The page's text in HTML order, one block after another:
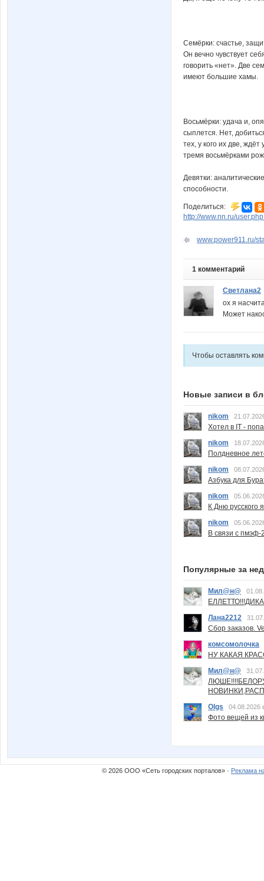
Семёрки: счастье,
Он вечно чувствует
говорить «нет». Две
имеют большие хамы.
Восьмёрки: удача и,
сыплется. Нет,
тех, у кого их две,
тремя восьмёрками
Девятки:
способности.
Поделиться:
http://www.nn.ru/
www.power911.ru/
1 комментарий
Светлана2
ох я
Может
Чтобы оставлять
Новые записи в
nikom
Хотел в IT -
nikom
Полдневное
nikom
Азбука для
nikom
К Дню русского
nikom
В связи с пмэф-
Популярные за
Мил@н@
Лана2212
Сбор заказов.
комсомолочка
НУ КАКАЯ
Мил@н@
Olgs
04.08.2026
Фото вещей из
© 2026 ООО «Сеть городских порталов» · Реклама